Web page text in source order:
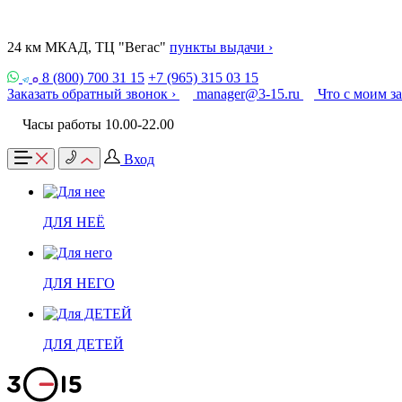
24 км МКАД, ТЦ "Вегас" пункты выдачи ›
8 (800) 700 31 15 +7 (965) 315 03 15
Заказать обратный звонок ›
manager@3-15.ru
Что с моим
Часы работы 10.00-22.00
Вход
ДЛЯ НЕЁ
ДЛЯ НЕГО
ДЛЯ ДЕТЕЙ